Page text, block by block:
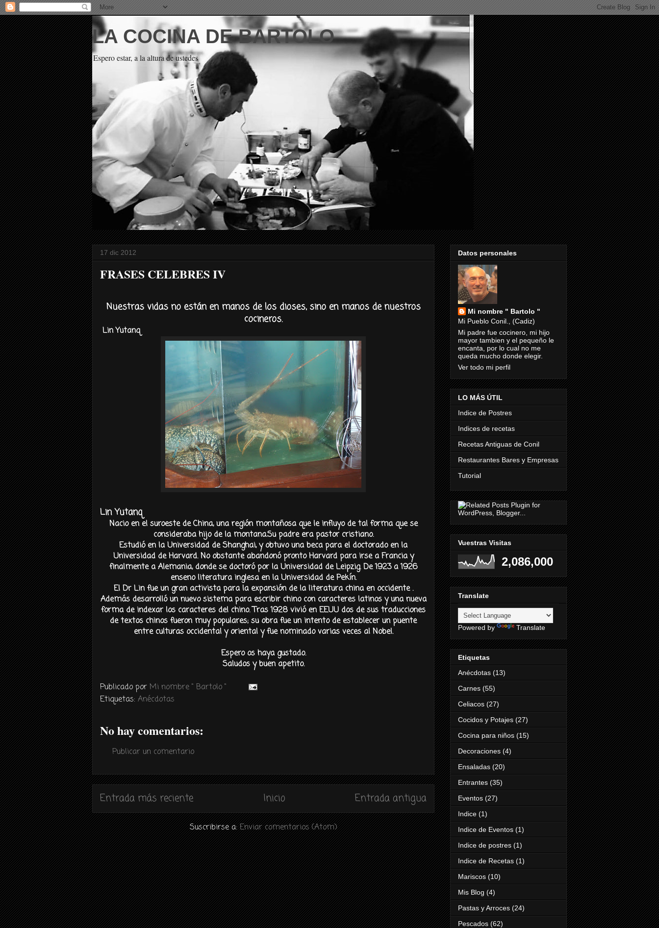
LA COCINA DE BARTOLO
Espero estar, a la altura de ustedes
17 dic 2012
FRASES CELEBRES IV
Nuestras vidas no están en manos de los dioses, sino en manos de nuestros
cocineros.
Lin Yutanq
Lin Yutanq
Nacio en el suroeste de China, una región montañosa que le influyo de tal forma que se
consideraba hijo de la montana.Su padre era pastor cristiano.
Estudió en la Universidad de Shanghai, y obtuvo una beca para el doctorado en la
Universidad de Harvard. No obstante abandonó pronto Harvard para irse a Francia y
finalmente a Alemania, donde se doctoró por la Universidad de Leipzig. De 1923 a 1926
enseno literatura inglesa en la Universidad de Pekín.
El Dr Lin fue un gran activista para la expansión de la literatura china en occidente .
Además desarrolló un nuevo sistema para escribir chino con caracteres latinos y una nueva
forma de indexar los caracteres del chino. Tras 1928 vivió en EEUU dos de sus traducciones
de textos chinos fueron muy populares; su obra fue un intento de establecer un puente
entre culturas occidental y oriental y fue nominado varias veces al Nobel.
Espero os haya gustado.
Saludos y buen apetito.
Publicado por Mi nombre " Bartolo "
Etiquetas: Anécdotas
No hay comentarios:
Publicar un comentario
Entrada más reciente Entrada antigua
Inicio
Suscribirse a:Enviar comentarios (Atom)
Datos personales
Mi nombre " Bartolo "
Mi Pueblo Conil., (Cadiz)
Mi padre fue cocinero, mi hijo
mayor tambien y el pequeño le
encanta, por lo cual no me
queda mucho donde elegir.
Ver todo mi perfil
LO MÁS ÚTIL
Indice de Postres
Indices de recetas
Recetas Antiguas de Conil
Restaurantes Bares y Empresas
Tutorial
Vuestras Visitas
2,086,000
Translate
Powered by Translate
Etiquetas
Anécdotas (13)
Carnes (55)
Celiacos (27)
Cocidos y Potajes (27)
Cocina para niños (15)
Decoraciones (4)
Ensaladas (20)
Entrantes (35)
Eventos (27)
Indice (1)
Indice de Eventos (1)
Indice de postres (1)
Indice de Recetas (1)
Mariscos (10)
Mis Blog (4)
Pastas y Arroces (24)
Pescados (62)